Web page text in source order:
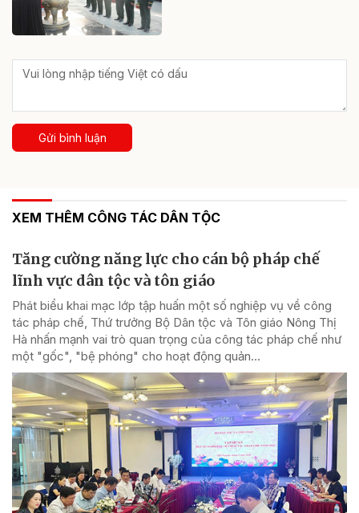
Gửi bình luận
XEM THÊM CÔNG TÁC DÂN TỘC
Tăng cường năng lực cho cán bộ pháp chế
lĩnh vực dân tộc và tôn giáo
Phát biểu khai mạc lớp tập huấn một số nghiệp vụ về công
tác pháp chế, Thứ trưởng Bộ Dân tộc và Tôn giáo Nông Thị
Hà nhấn mạnh vai trò quan trọng của công tác pháp chế như
một "gốc", "bệ phóng" cho hoạt động quản...